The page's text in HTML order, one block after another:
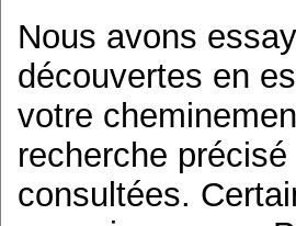
Nous avons
découvertes en
votre
recherche
consultées.